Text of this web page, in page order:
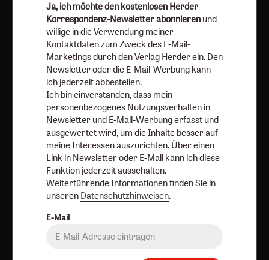
AGB und Widerrufsbelehrung
Barrierefreiheit
Impressum
Vertrag widerrufen
Ja, ich möchte den kostenlosen Herder
Korrespondenz-Newsletter abonnieren und
willige in die Verwendung meiner
Kontaktdaten zum Zweck des E-Mail-
Marketings durch den Verlag Herder ein. Den
Newsletter oder die E-Mail-Werbung kann
ich jederzeit abbestellen.
Ich bin einverstanden, dass mein
personenbezogenes Nutzungsverhalten in
Newsletter und E-Mail-Werbung erfasst und
ausgewertet wird, um die Inhalte besser auf
meine Interessen auszurichten. Über einen
Link in Newsletter oder E-Mail kann ich diese
Funktion jederzeit ausschalten.
Weiterführende Informationen finden Sie in
unseren Datenschutzhinweisen.
E-Mail